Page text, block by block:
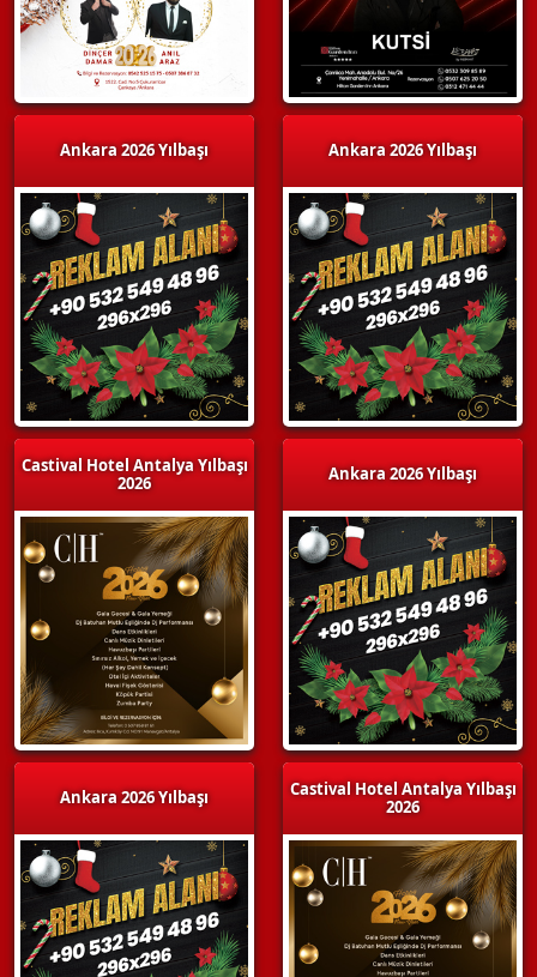
Ankara 2026 Yılbaşı
Castival Hotel Antalya Yılbaşı
2026
Ankara 2026 Yılbaşı
Ankara 2026 Yılbaşı
Ankara 2026 Yılbaşı
Castival Hotel Antalya Yılbaşı
2026